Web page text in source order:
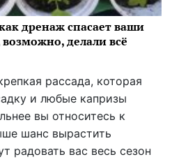
дренаж спасает ваши
делали всё
рассада, которая
и любые капризы
вы относитесь к
шанс вырастить
радовать вас весь сезон